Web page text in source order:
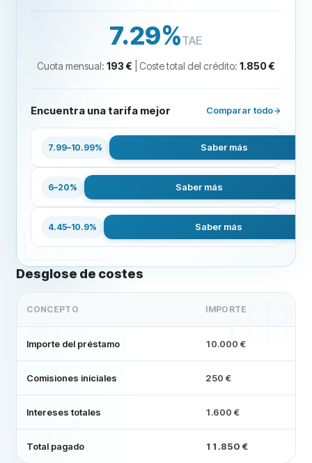
7.29%TAE
Cuota mensual: 193 € Coste total del crédito: 1.850 €
Encuentra una tarifa mejor Comparar todo
Cetelem
7.99–10.99% Saber más
Prestalo
6–20% Saber más
Oney
4.45–10.9% Saber más
Desglose de costes
CONCEPTO IMPORTE
Importe del préstamo 10.000 €
Comisiones iniciales 250 €
Intereses totales 1.600 €
Total pagado 11.850 €